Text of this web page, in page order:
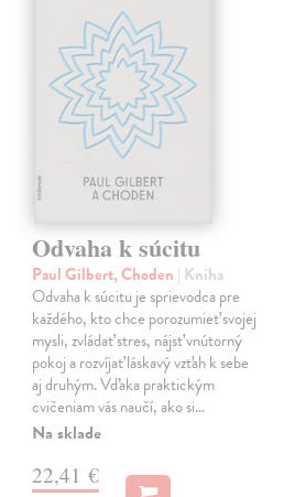
Odvaha k súcitu
Paul Gilbert, Choden | Kniha
Odvaha k súcitu je sprievodca pre
každého, kto chce porozumieť svojej
mysli, zvládať stres, nájsť vnútorný
pokoj a rozvíjať láskavý vzťah k sebe
aj druhým. Vďaka praktickým
cvičeniam vás naučí, ako si…
Na sklade
22,41 €